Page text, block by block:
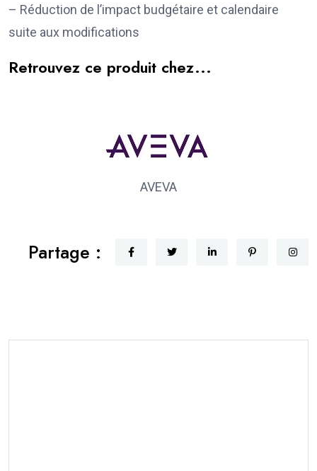
– Réduction de l’impact budgétaire et calendaire
suite aux modifications
Retrouvez ce produit chez...
AVEVA
Partage :